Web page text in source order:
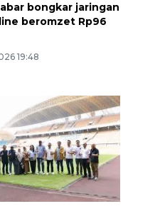
bongkar jaringan
beromzet Rp96
19:48
siswa laki-